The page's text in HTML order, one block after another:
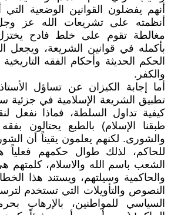
أنهم يفضلون القوانين الوضعية التي
أنظمته على تشريعات الله عز
مغالطة تقوم على خلط فادح يختزل
بأكمله في قوانين الشريعة، ويجعل
الحكم الحديثة وأحكام الفقه
والكفر.
أما إجابة الكيزان عن تساؤل
تطبيق الشريعة الإسلامية في جزئية
كيفية تداول السلطة، فماذا نفعل
طبقنا الإسلام) بالطبع يحتالون
والشورى. لكنهم يعلمون يقيناً أن
للحاكم، لذلك طوال حكمهم فعلياً
الشعب باسم الله والاسلام، كلمتهم
والحاكمية وسيلتهم، ويستند هذا
النصوص والتأويلات التي تستخدم
السياسي للمواطنين، بالإرهاب